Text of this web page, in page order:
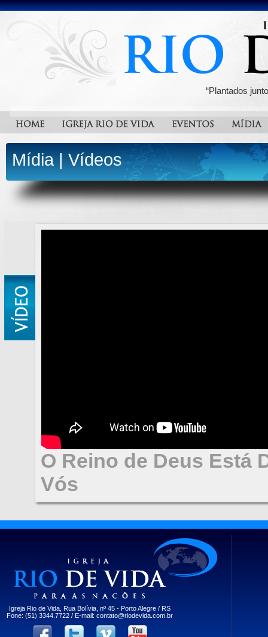
“Plantados
Mídia|Vídeos
O Reino de Deus Está
Vós
Igreja Rio de Vida, Rua Bolívia, nº 45 - Porto Alegre / RS
Fone: (51) 3344.7722 / E-mail:contato@riodevida.com.br